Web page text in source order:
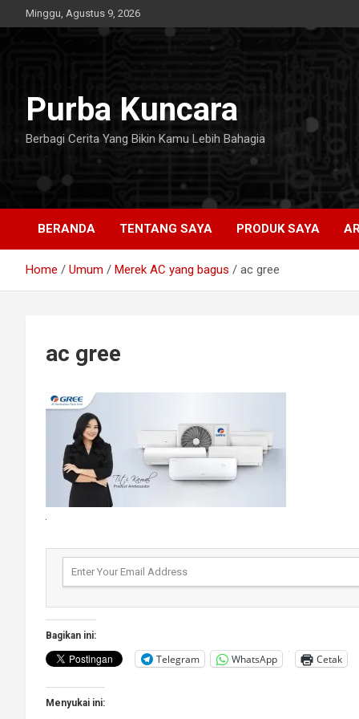
to
Minggu, Agustus 9, 2026
Purba Kuncara
Berbagi Cerita Yang Bikin Kamu Lebih Bahagia
BERANDA TENTANG SAYA PRODUK SAYA
Home Umum Merek AC yang bagus ac gree
ac gree
Bagikan ini:
Telegram WhatsApp Cetak
Menyukai ini: